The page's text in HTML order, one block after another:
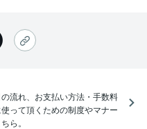
流れ、お支払い方法・手数料
って頂くための制度やマナー
ら。